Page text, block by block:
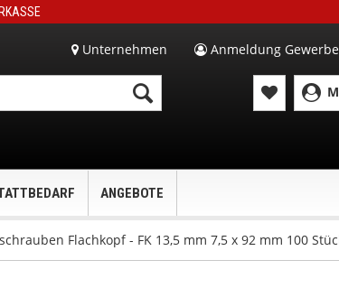
Unternehmen Anmeldung
ANGEBOTE
Flachkopf - FK 13,5 mm 7,5 x 92 mm 100